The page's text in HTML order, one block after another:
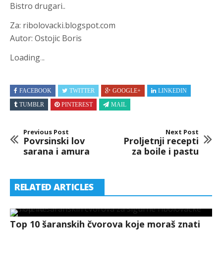
Bistro drugari..
Za: ribolovacki.blogspot.com
Autor: Ostojic Boris
Loading...
FACEBOOK TWITTER GOOGLE+
LINKEDIN
TUMBLR
PINTEREST MAIL
Previous Post
Povrsinski lov
sarana i amura
Next Post
Proljetnji recepti
za boile i pastu
RELATED ARTICLES
Top 10 šaranskih čvorova koje moraš znati